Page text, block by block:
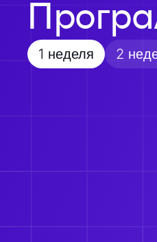
1 неделя 2